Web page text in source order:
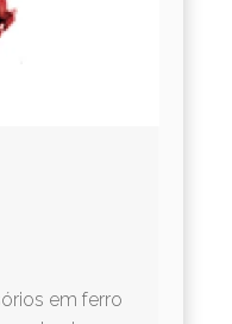
em ferro